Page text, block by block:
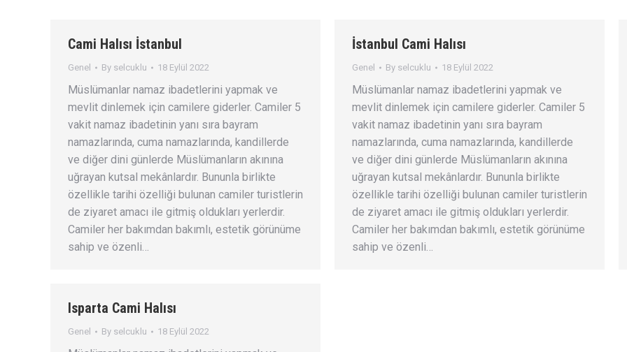
Cami Halısı İstanbul
Genel By selcuklu 18 Eylül 2022
Müslümanlar namaz ibadetlerini yapmak ve
mevlit dinlemek için camilere giderler. Camiler 5
vakit namaz ibadetinin yanı sıra bayram
namazlarında, cuma namazlarında, kandillerde
ve diğer dini günlerde Müslümanların akınına
uğrayan kutsal mekânlardır. Bununla birlikte
özellikle tarihi özelliği bulunan camiler turistlerin
de ziyaret amacı ile gitmiş oldukları yerlerdir.
Camiler her bakımdan bakımlı, estetik görünüme
sahip ve özenli…
İstanbul Cami Halısı
Genel By selcuklu 18 Eylül 2022
Müslümanlar namaz ibadetlerini yapmak ve
mevlit dinlemek için camilere giderler. Camiler 5
vakit namaz ibadetinin yanı sıra bayram
namazlarında, cuma namazlarında, kandillerde
ve diğer dini günlerde Müslümanların akınına
uğrayan kutsal mekânlardır. Bununla birlikte
özellikle tarihi özelliği bulunan camiler turistlerin
de ziyaret amacı ile gitmiş oldukları yerlerdir.
Camiler her bakımdan bakımlı, estetik görünüme
sahip ve özenli…
Isparta Cami Halısı
Genel By selcuklu 18 Eylül 2022